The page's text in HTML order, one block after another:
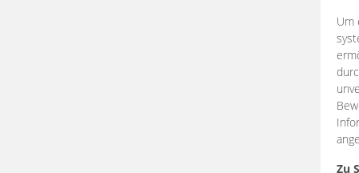
Um
Zu